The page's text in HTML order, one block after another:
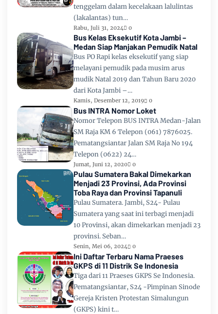
tenggelam dalam kecelakaan lalulintas
(lakalantas) tun…
Rabu, Juli 31, 2024 0
Bus Kelas Eksekutif Kota Jambi –
Medan Siap Manjakan Pemudik Natal
Bus PO Rapi kelas eksekutif yang siap
melayani pemudik pada musim arus
mudik Natal 2019 dan Tahun Baru 2020
dari Kota Jambi –…
Kamis, Desember 12, 2019 0
Bus INTRA Nomor Loket
Nomor Telepon BUS INTRA Medan-Jalan
SM Raja KM 6 Telepon (061) 7876025.
Pematangsiantar Jalan SM Raja No 194
Telepon (0622) 24…
Jumat, Juni 12, 2020 0
Pulau Sumatera Bakal Dimekarkan
Menjadi 23 Provinsi, Ada Provinsi
Toba Raya dan Provinsi Tapanuli
Pulau Sumatera. Jambi, S24- Pulau
Sumatera yang saat ini terbagi menjadi
10 Provinsi, akan dimekarkan menjadi 23
provinsi. Seban…
Senin, Mei 06, 2024 0
Ini Daftar Terbaru Nama Praeses
GKPS di 11 Distrik Se Indonesia
Tiga dari 11 Praeses GKPS Se Indonesia.
Pematangsiantar, S24 -Pimpinan Sinode
Gereja Kristen Protestan Simalungun
(GKPS) kini t…